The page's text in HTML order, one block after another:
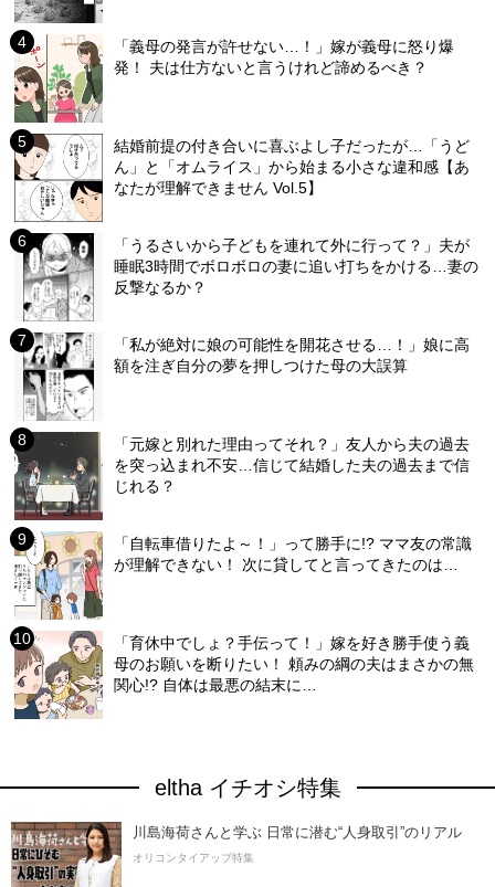
「義母の発言が許せない…！」嫁が義母に怒り爆
発！ 夫は仕方ないと言うけれど諦めるべき？
結婚前提の付き合いに喜ぶよし子だったが…「うど
ん」と「オムライス」から始まる小さな違和感【あ
なたが理解できません Vol.5】
「うるさいから子どもを連れて外に行って？」夫が
睡眠3時間でボロボロの妻に追い打ちをかける…妻の
反撃なるか？
「私が絶対に娘の可能性を開花させる…！」娘に高
額を注ぎ自分の夢を押しつけた母の大誤算
「元嫁と別れた理由ってそれ？」友人から夫の過去
を突っ込まれ不安…信じて結婚した夫の過去まで信
じれる？
「自転車借りたよ～！」って勝手に!? ママ友の常識
が理解できない！ 次に貸してと言ってきたのは…
「育休中でしょ？手伝って！」嫁を好き勝手使う義
母のお願いを断りたい！ 頼みの綱の夫はまさかの無
関心!? 自体は最悪の結末に…
eltha イチオシ特集
川島海荷さんと学ぶ 日常に潜む“人身取引”のリアル
オリコンタイアップ特集